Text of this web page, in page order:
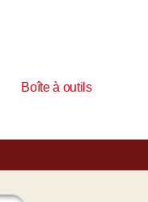
Boîte à outils